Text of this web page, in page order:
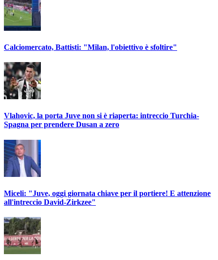
Calciomercato, Battisti: "Milan, l'obiettivo è sfoltire"
Vlahovic, la porta Juve non si è riaperta: intreccio Turchia-
Spagna per prendere Dusan a zero
Miceli: "Juve, oggi giornata chiave per il portiere! E attenzione
all'intreccio David-Zirkzee"